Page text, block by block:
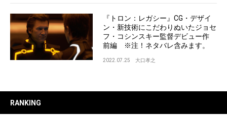
『トロン：レガシー』CG・デザイ
ン・新技術にこだわりぬいたジョセ
フ・コシンスキー監督デビュー作
前編 ※注！ネタバレ含みます。
2022.07.25 大口孝之
RANKING